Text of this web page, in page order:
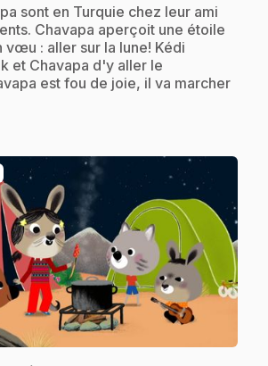
sont en Turquie chez leur ami
Chavapa aperçoit une étoile
vœu : aller sur la lune! Kédi
et Chavapa d'y aller le
est fou de joie, il va marcher